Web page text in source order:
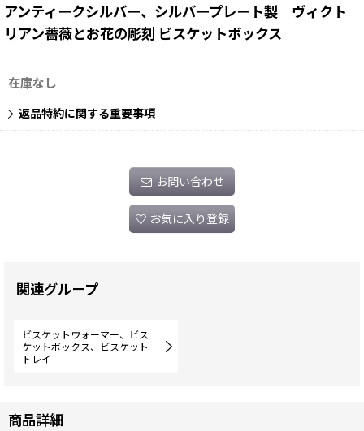
アンティークシルバー、シルバープレート製 ヴィクト
リアン薔薇とお花の彫刻 ビスケットボックス
在庫なし
返品特約に関する重要事項
お問い合わせ
お気に入り登録
関連グループ
ビスケットウォーマー、ビス
ケットボックス、ビスケット
トレイ
商品詳細